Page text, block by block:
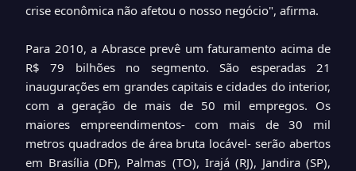
crise econômica não afetou o nosso negócio", afirma.
Para 2010, a Abrasce prevê um faturamento acima de
R$ 79 bilhões no segmento. São esperadas 21
inaugurações em grandes capitais e cidades do interior,
com a geração de mais de 50 mil empregos. Os
maiores empreendimentos- com mais de 30 mil
metros quadrados de área bruta locável- serão abertos
em Brasília (DF), Palmas (TO), Irajá (RJ), Jandira (SP),